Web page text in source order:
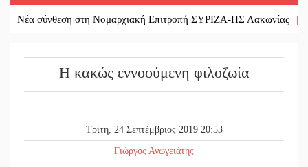
σύνθεση στη Νομαρχιακή Επιτροπή ΣΥΡΙΖΑ-ΠΣ Λακωνίας ||
Η κακώς εννοούμενη φιλοζωία
Τρίτη, 24 Σεπτέμβριος 2019 20:53
Γιώργος Ανωγειάτης